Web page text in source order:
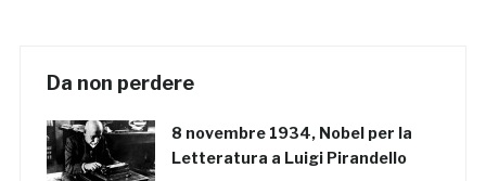
Da non perdere
8 novembre 1934, Nobel per la
Letteratura a Luigi Pirandello